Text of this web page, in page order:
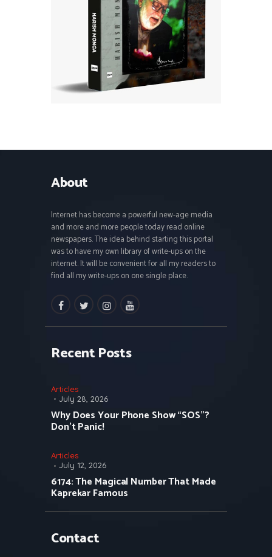
About
Internet has become a powerful new-age media
and more and more people today read online
newspapers. The idea behind starting this portal
was to have my own library of write-ups on the
internet. It will be convenient for all my readers to
find all my write-ups on one single place.
facebooktwitterinstagramm
youtube
Recent Posts
Articles
July 28, 2026
Why Does Your Phone Show “SOS”?
Don’t Panic!
Articles
July 12, 2026
6174: The Magical Number That Made
Kaprekar Famous
Contact